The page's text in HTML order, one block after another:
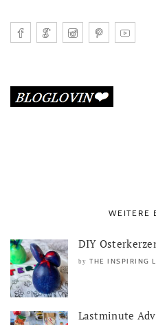
WEITERE
DIY
by THE INSPIRING
Lastminute